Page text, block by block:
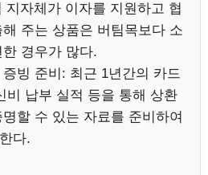
지자체가 이자를 지원하고 협
주는 상품은 버팀목보다 소
경우가 많다.
빙 준비: 최근 1년간의 카드
비 납부 실적 등을 통해 상환
할 수 있는 자료를 준비하여
다.